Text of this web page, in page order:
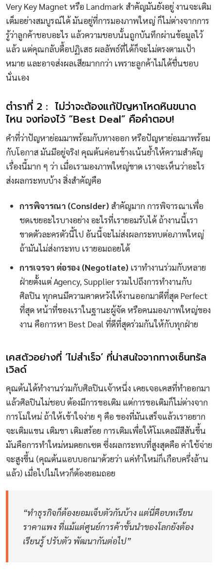
Very Key Magnet หรือ Landmark สำคัญมันยังอยู่ งานจะเติม
เต็มอย่างสมบูรณ์ได้ มันอยู่ที่การมองภาพใหญ่ ก็ไม่ต่างจากการ
รู้ว่าลูกค้าชอบอะไร แล้วความชอบนั้นถูกบันทึกผ่านข้อมูลไว้
แล้ว แต่คุณกลับดื้อปฏิเสธ ผลลัพธ์ที่ได้ก็จะไม่ตรงตามเป้า
หมาย และอาจส่งผลเสียมากกว่า เพราะลูกค้าไม่ได้ชื่นชอบ
นั่นเอง
ตำราที่ 2 : ไม่ว่าจะต้องแก้ปัญหาโหดหินขนาด
ไหน จงท่องไว้ “Best Deal” คือคำตอบ!
คำที่ว่าปัญหาย่อมมาพร้อมกับทางออก หรือปัญหาย่อมมาพร้อม
กับโอกาส มันมีอยู่จริง! คุณต้นค่อนข้างเน้นย้ำให้ความสำคัญ
เรื่องนี้มาก ๆ ว่า เมื่อเรามองภาพใหญ่ขาด เราจะเห็นว่าอะไร
ส่งผลกระทบบ้าง สิ่งสำคัญคือ
การพิจารณา (Consider) สำคัญมาก การพิจารณาเพื่อ
ชดเชยอะไรบางอย่าง อะไรที่เรายอมรับได้ ถ้างานนี้เรา
ขาดตัวละครตัวนี้ไป อันนี้จะไม่ส่งผลกระทบต่อภาพใหญ่
ถ้ามันไม่ส่งกระทบ เรายอมถอยได้
การเจรจา ต่อรอง (Negotiate) เราทำงานร่วมกับหลาย
ฝ่ายตั้งแต่ Agency, Supplier รวมไปถึงการทำงานกับ
ศิลปิน ทุกคนมีความคาดหวังให้งานออกมาดีที่สุด Perfect
ที่สุด หน้าที่ของเราในฐานะผู้จัด หรือคนมองภาพใหญ่ของ
งาน คือการหา Best Deal ที่ดีที่สุดร่วมกันให้กับทุกฝ่าย
เคสตัวอย่างที่ ‘ไม่สำเร็จ’ ที่น่าสนใจจากทางเซ็นทรัล
เวิลด์
คุณต้นได้ทำงานร่วมกับศิลปินเจ้าหนึ่ง เคยเจอเคสที่ทำออกมา
แล้วศิลปินไม่ชอบ ต้องมีการขอเติม แต่การขอเติมก็ไม่ต่างจาก
การโมใหม่ ถ้าให้เข้าใจง่าย ๆ คือ ของที่มันเสร็จแล้วเราอยาก
จะเติมแขน เติมขา เติมสร้อย การเติมเพื่อให้โมเดลมีสีสันขึ้น
มันคือการทำใหม่หมดยกเซต ซึ่งผลกระทบที่สูงสุดคือ ค่าใช้จ่าย
จะสูงขึ้น (คุณต้นแอบบอกมาด้วยว่า แค่ทำใหม่ก็เกือบครึ่งล้าน
แล้ว) เมื่อไปไม่ไหวก็ต้องยอมถอย
“ทำธุรกิจก็ต้องยอมเจ็บตัวกันบ้าง แต่นี่คือบทเรียน
ราคาแพง ที่แม้แต่ศูนย์การค้าชั้นนำของโลกยังต้อง
เรียนรู้ ปรับตัว พัฒนากันต่อไป”